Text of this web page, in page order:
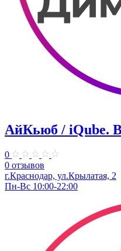
АйКьюб / iQube.
0
0 отзывов
г.Краснодар, ул.Крылатая, 2
Пн-Вс 10:00-22:00